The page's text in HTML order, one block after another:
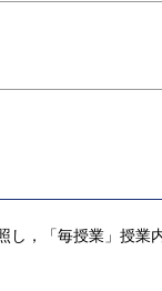
，「毎授業」授業